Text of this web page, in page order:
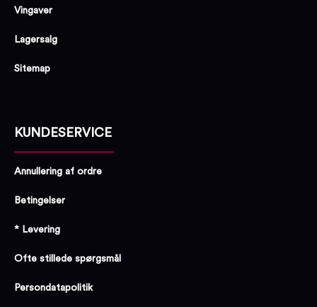
Vingaver
Lagersalg
Sitemap
KUNDESERVICE
Annullering af ordre
Betingelser
* Levering
Ofte stillede spørgsmål
Persondatapolitik